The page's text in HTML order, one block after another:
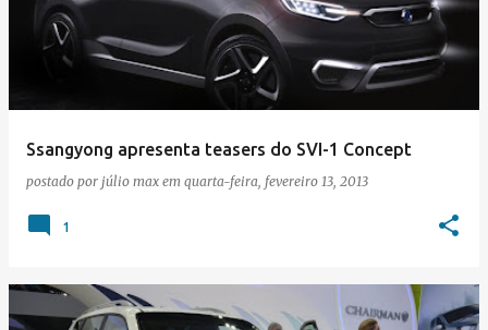
Ssangyong apresenta teasers do SVI-1 Concept
postado por júlio max em quarta-feira, fevereiro 13, 2013
1